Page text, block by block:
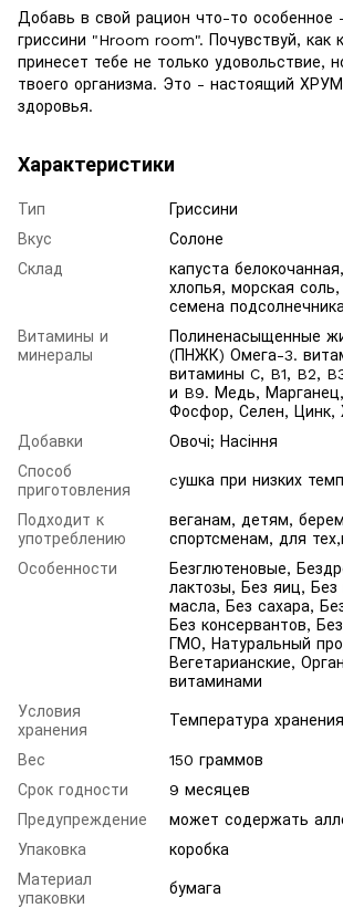
Добавь в свой рацион что-то особенное
гриссини "Hroom room". Почувствуй, как
принесет тебе не только удовольствие,
твоего организма. Это - настоящий ХРУМ
здоровья.
Характеристики
Тип
Гриссини
Вкус
Солоне
Склад
капуста
хлопья, морская
семена подсолнечника
Витамины и
минералы
Полиненасыщенные
(ПНЖК) Омега-3.
витамины C, B1, B2,
и B9. Медь,
Фосфор, Селен, Цинк,
Добавки
Овочі; Насіння
Способ
приготовления
cушка при низких
Подходит к
употреблению
веганам, детям,
спортсменам, для
Особенности
Безглютеновые,
лактозы, Без яиц, Без
масла, Без сахара,
Без консервантов,
ГМО, Натуральный
Вегетарианские,
витаминами
Условия
хранения
Температура
Вес
150 граммов
Срок годности
9 месяцев
Предупреждение
может содержать
Упаковка
коробка
Материал
упаковки
бумага